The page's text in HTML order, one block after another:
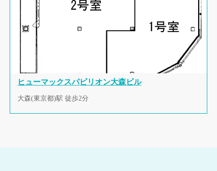
ヒューマックスパビリオン大森ビル
大森(東京都)駅 徒歩2分